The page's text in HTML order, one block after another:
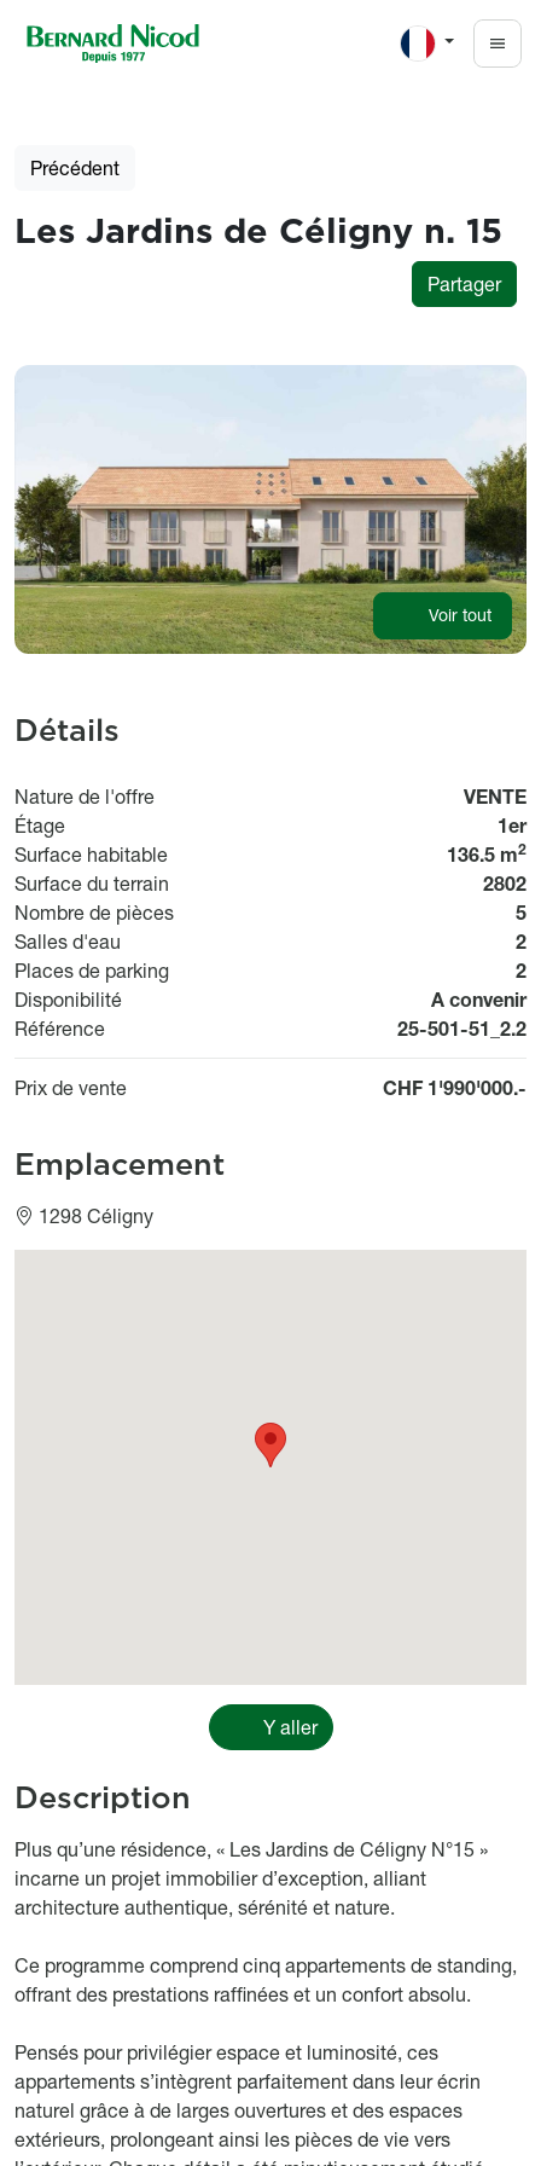
Précédent
Les Jardins de Céligny n. 15
Partager
Photos
Voir tout
Détails
Nature de l'offre Usage
VENTE
Étage
1er
Surface habitable
136.5 m2
Surface du terrain
2802
Nombre de pièces
5
Salles d'eau
2
Places de parking
2
Disponibilité
A convenir
Référence
Référence
25-501-51_2.2
Prix de vente CHF 1'990'000.-
Emplacement
1298 Céligny
Y aller
Description
body
Plus qu’une résidence, « Les Jardins de Céligny N°15 »
incarne un projet immobilier d’exception, alliant
architecture authentique, sérénité et nature.
Ce programme comprend cinq appartements de standing,
offrant des prestations raffinées et un confort absolu.
Pensés pour privilégier espace et luminosité, ces
appartements s’intègrent parfaitement dans leur écrin
naturel grâce à de larges ouvertures et des espaces
extérieurs, prolongeant ainsi les pièces de vie vers